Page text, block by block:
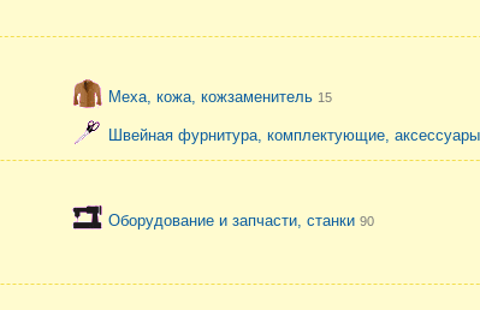
Меха, кожа, кожзаменитель 15
Швейная фурнитура, комплектующие,
Оборудование и запчасти, станки 90